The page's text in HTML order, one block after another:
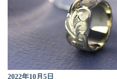
2022年10月5日